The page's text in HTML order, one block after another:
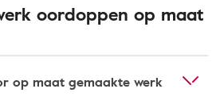
oordoppen op maat
op maat gemaakte werk